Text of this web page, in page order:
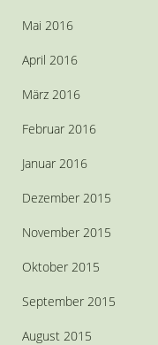
Mai 2016
April 2016
März 2016
Februar 2016
Januar 2016
Dezember 2015
November 2015
Oktober 2015
September 2015
August 2015